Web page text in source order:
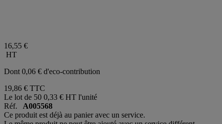
16,55 €
HT
Dont 0,06 € d'eco-contribution
19,86 € TTC
Le lot de 50 0,33 € HT l'unité
Réf. A005568
Ce produit est déjà au panier avec un service.